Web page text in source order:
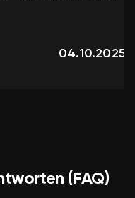
№157932
(FAQ)